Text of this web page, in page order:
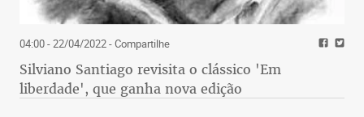
04:00 - 22/04/2022- Compartilhe
Silviano Santiago revisita o clássico 'Em
liberdade', que ganha nova edição